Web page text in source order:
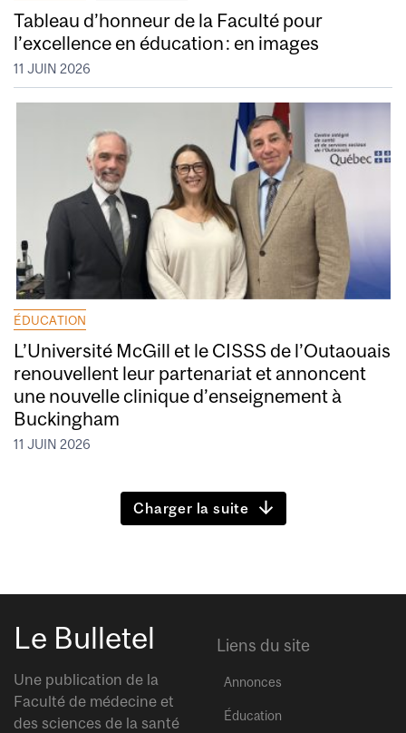
Tableau d’honneur de la Faculté pour
l’excellence en éducation : en images
11 JUIN 2026
ÉDUCATION
L’Université McGill et le CISSS de l’Outaouais
renouvellent leur partenariat et annoncent
une nouvelle clinique d’enseignement à
Buckingham
11 JUIN 2026
Charger la suite
Le Bulletel
Une publication de la
Faculté de médecine et
des sciences de la santé
Liens du site
Annonces
Éducation